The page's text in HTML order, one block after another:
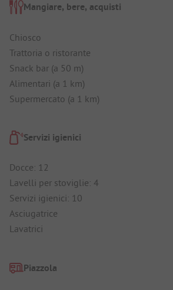
Mangiare, bere, acquisti
Chiosco
Trattoria o ristorante
Snack bar (a 50 m)
Alimentari (a 1 km)
Supermercato (a 1 km)
Servizi igienici
Docce: 12
Lavelli per stoviglie: 4
Servizi igienici: 10
Asciugatrice
Lavatrici
Piazzola